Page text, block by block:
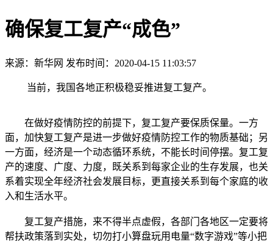
确保复工复产“成色”
来源：新华网 发布时间：2020-04-15 11:03:57
当前，我国各地正积极稳妥推进复工复产。
在做好疫情防控的前提下，复工复产要保质保量。一方
面，加快复工复产是进一步做好疫情防控工作的物质基础；另
一方面，经济是一个动态循环系统，不能长时间停摆。复工复
产的速度、广度、力度，既关系到每家企业的生存发展，也关
系着实现全年经济社会发展目标，更直接关系到每个家庭的收
入和生活水平。
复工复产措施，来不得半点虚假，各部门各地区一定要将
帮扶政策落到实处，切勿打小算盘玩用电量“数字游戏”等小把